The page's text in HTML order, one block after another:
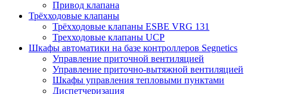
Привод клапана
Трёхходовые клапаны
Трёхходовые клапаны ESBE VRG 131
Трехходовые клапаны UCP
Шкафы автоматики на базе контроллеров Segnetics
Управление приточной вентиляцией
Управление приточно-вытяжной вентиляцией
Шкафы управления тепловыми пунктами
Диспетчеризация